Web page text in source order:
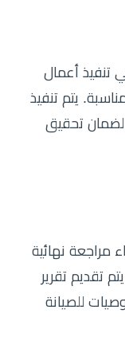
تنفيذ أعمال
يتم تنفيذ
لضمان تحقيق
مراجعة نهائية
تقديم تقرير
للصيانة